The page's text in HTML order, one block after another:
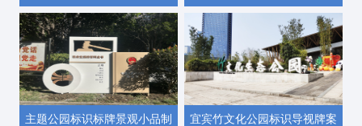
识标牌安装完毕 标牌景观小品改造打造
主题公园标识标牌景观小品制 宜宾竹文化公园标识导视牌案